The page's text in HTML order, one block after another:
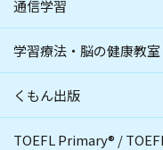
通信学習
学習療法・脳の健康教
くもん出版
TOEFL Primary® /